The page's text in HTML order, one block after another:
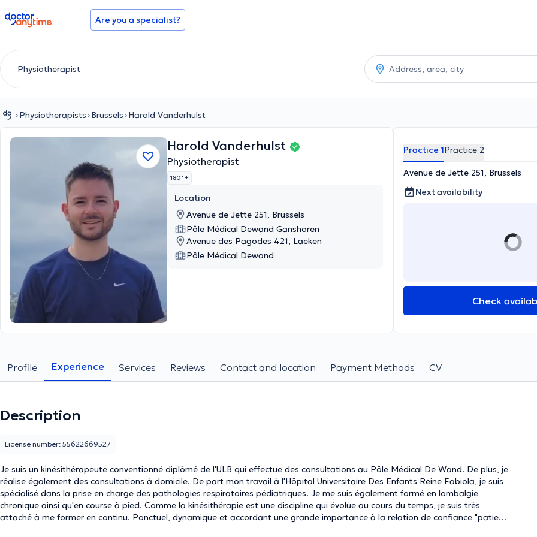
doctoranytime Are you a specialist?
Physiotherapists Brussels Harold Vanderhulst
Harold Vanderhulst
Physiotherapist
180 ' +
Location
Avenue de Jette 251, Brussels
Pôle Médical Dewand Ganshoren
Avenue des Pagodes 421, Laeken
Pôle Médical Dewand
Practice 1Practice 2
Avenue de Jette 251, Brussels
Next availability
Check
Profile Experience Services Reviews Contact and location Payment Methods CV
Description
Je suis un kinésithérapeute conventionné diplômé de l'ULB qui effectue des consultations au Pôle Médical De Wand. De plus, je
réalise également des consultations à domicile. De part mon travail à l'Hôpital Universitaire Des Enfants Reine Fabiola, je suis
spécialisé dans la prise en charge des pathologies respiratoires pédiatriques. Je me suis également formé en lombalgie
chronique ainsi qu'en course à pied. Comme la kinésithérapie est une discipline qui évolue au cours du temps, je suis très
attaché à me former en continu. Ponctuel, dynamique et accordant une grande importance à la relation de confiance "patient-
License number: 55622669527